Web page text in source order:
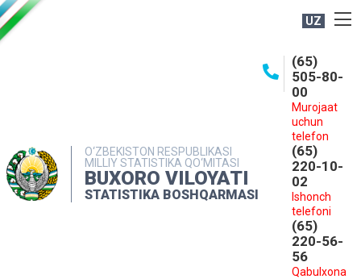
UZ
O‘ZBEKISTON RESPUBLIKASI
MILLIY STATISTIKA QO‘MITASI
BUXORO VILOYATI
STATISTIKA BOSHQARMASI
(65)
505-80-
00
Murojaat
uchun
telefon
(65)
220-10-
02
Ishonch
telefoni
(65)
220-56-
56
Qabulxona
MATBUOT XIZMATI
MUROJAATLAR